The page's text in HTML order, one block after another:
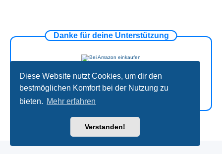
Diese Website nutzt Cookies, um dir den
bestmöglichen Komfort bei der Nutzung zu
bieten. Mehr erfahren
Verstanden!
Danke für deine Unterstützung